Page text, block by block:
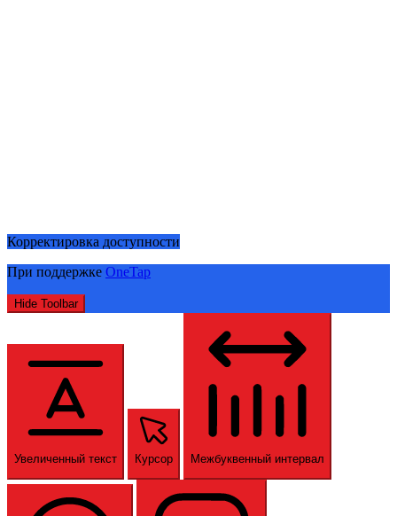
Корректировка доступности
При поддержке OneTap
Hide Toolbar
Увеличенный текст Курсор Межбуквенный интервал